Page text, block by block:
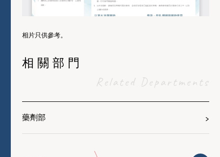
相片只供參考。
相關部門
Related Departments
藥劑部